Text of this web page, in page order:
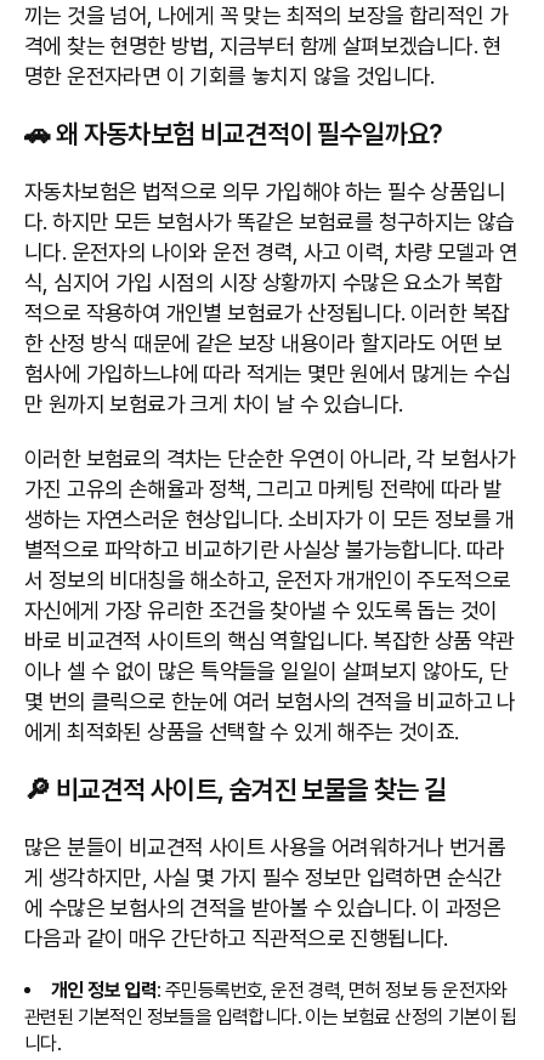
끼는 것을 넘어, 나에게 꼭 맞는 최적의 보장을 합리적인 가
격에 찾는 현명한 방법, 지금부터 함께 살펴보겠습니다. 현
명한 운전자라면 이 기회를 놓치지 않을 것입니다.
🚗 왜 자동차보험 비교견적이 필수일까요?
자동차보험은 법적으로 의무 가입해야 하는 필수 상품입니
다. 하지만 모든 보험사가 똑같은 보험료를 청구하지는 않습
니다. 운전자의 나이와 운전 경력, 사고 이력, 차량 모델과 연
식, 심지어 가입 시점의 시장 상황까지 수많은 요소가 복합
적으로 작용하여 개인별 보험료가 산정됩니다. 이러한 복잡
한 산정 방식 때문에 같은 보장 내용이라 할지라도 어떤 보
험사에 가입하느냐에 따라 적게는 몇만 원에서 많게는 수십
만 원까지 보험료가 크게 차이 날 수 있습니다.
이러한 보험료의 격차는 단순한 우연이 아니라, 각 보험사가
가진 고유의 손해율과 정책, 그리고 마케팅 전략에 따라 발
생하는 자연스러운 현상입니다. 소비자가 이 모든 정보를 개
별적으로 파악하고 비교하기란 사실상 불가능합니다. 따라
서 정보의 비대칭을 해소하고, 운전자 개개인이 주도적으로
자신에게 가장 유리한 조건을 찾아낼 수 있도록 돕는 것이
바로 비교견적 사이트의 핵심 역할입니다. 복잡한 상품 약관
이나 셀 수 없이 많은 특약들을 일일이 살펴보지 않아도, 단
몇 번의 클릭으로 한눈에 여러 보험사의 견적을 비교하고 나
에게 최적화된 상품을 선택할 수 있게 해주는 것이죠.
🔎 비교견적 사이트, 숨겨진 보물을 찾는 길
많은 분들이 비교견적 사이트 사용을 어려워하거나 번거롭
게 생각하지만, 사실 몇 가지 필수 정보만 입력하면 순식간
에 수많은 보험사의 견적을 받아볼 수 있습니다. 이 과정은
다음과 같이 매우 간단하고 직관적으로 진행됩니다.
개인 정보 입력: 주민등록번호, 운전 경력, 면허 정보 등 운전자와
관련된 기본적인 정보들을 입력합니다. 이는 보험료 산정의 기본이 됩
니다.